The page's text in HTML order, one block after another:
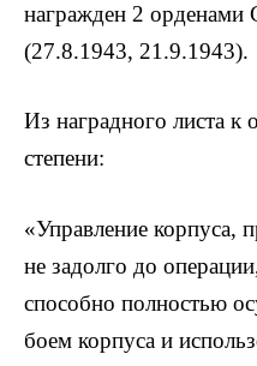
награжден 2 орденами
(27.8.1943, 21.9.1943).
Из наградного листа
степени:
«Управление корпуса,
не задолго до
способно полностью
боем корпуса и